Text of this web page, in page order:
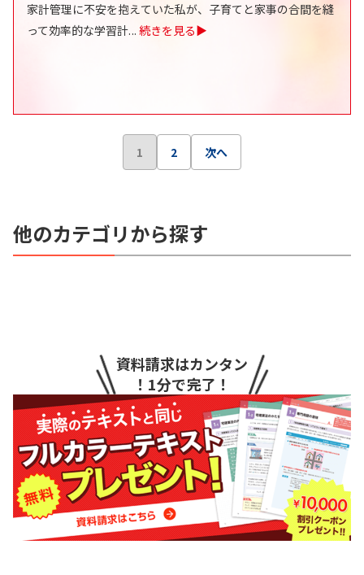
家計管理に不安を抱えていた私が、子育てと家事の合間を縫
って効率的な学習計... 続きを見る▶
1 2 次へ
他のカテゴリから探す
資料請求はカンタン
！1分で完了！